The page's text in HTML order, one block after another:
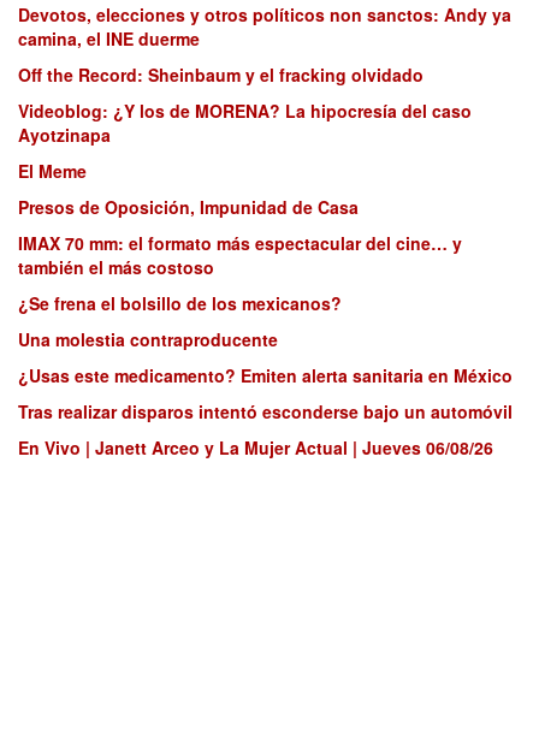
Devotos, elecciones y otros políticos non sanctos: Andy ya
camina, el INE duerme
Off the Record: Sheinbaum y el fracking olvidado
Videoblog: ¿Y los de MORENA? La hipocresía del caso
Ayotzinapa
El Meme
Presos de Oposición, Impunidad de Casa
IMAX 70 mm: el formato más espectacular del cine… y
también el más costoso
¿Se frena el bolsillo de los mexicanos?
Una molestia contraproducente
¿Usas este medicamento? Emiten alerta sanitaria en México
Tras realizar disparos intentó esconderse bajo un automóvil
En Vivo | Janett Arceo y La Mujer Actual | Jueves 06/08/26